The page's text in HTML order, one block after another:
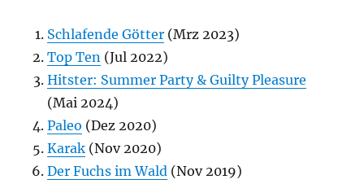
Schlafende Götter (Mrz 2023)
Top Ten (Jul 2022)
Hitster: Summer Party & Guilty Pleasure
(Mai 2024)
Paleo (Dez 2020)
Karak (Nov 2020)
Der Fuchs im Wald (Nov 2019)